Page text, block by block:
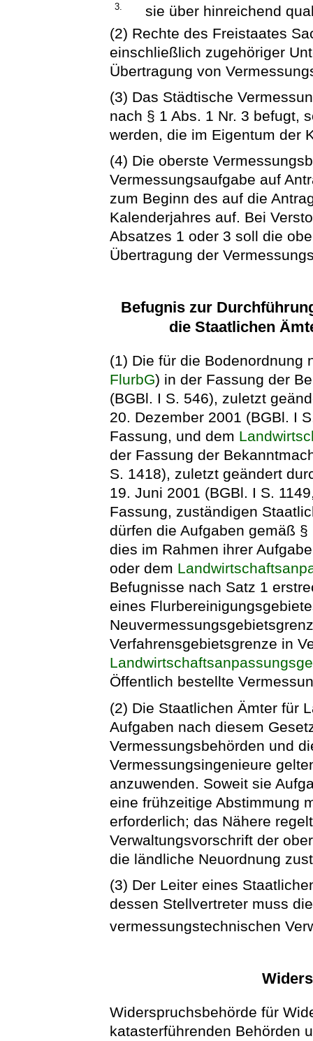
3.
sie über hinreichend
(2) Rechte des Freistaates
einschließlich zugehöriger
Übertragung von
(3) Das Städtische
nach § 1 Abs. 1 Nr. 3 befugt,
werden, die im Eigentum der
(4) Die oberste
Vermessungsaufgabe auf
zum Beginn des auf die
Kalenderjahres auf. Bei
Absatzes 1 oder 3 soll die
Übertragung der
Befugnis zur
die Staatlichen
(1) Die für die Bodenordnung
FlurbG) in der Fassung der
(BGBl. I S. 546), zuletzt
20. Dezember 2001 (BGBl. I
Fassung, und dem
der Fassung der
S. 1418), zuletzt geändert
19. Juni 2001 (BGBl. I S.
Fassung, zuständigen
dürfen die Aufgaben gemäß
dies im Rahmen ihrer
oder dem
Befugnisse nach Satz 1
eines
Verfahrensgebietsgrenze in
Öffentlich bestellte
(2) Die Staatlichen Ämter für
Aufgaben nach diesem
Vermessungsbehörden und
Vermessungsingenieure
anzuwenden. Soweit sie
eine frühzeitige Abstimmung
erforderlich; das Nähere
Verwaltungsvorschrift der
die ländliche Neuordnung
(3) Der Leiter eines
dessen Stellvertreter muss
vermessungstechnischen
Widerspruchsbehörde für
katasterführenden Behörden